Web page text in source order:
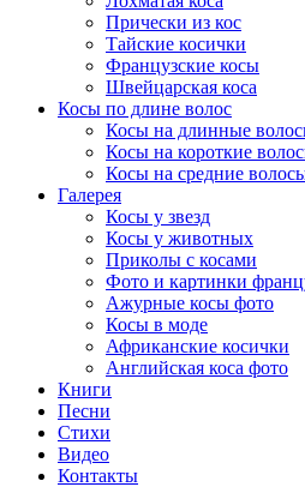
Прически из кос
Тайские косички
Французские косы
Швейцарская коса
Косы по длине волос
Косы на длинные
Косы на короткие
Косы на средние
Галерея
Косы у звезд
Косы у животных
Приколы с косами
Фото и картинки
Ажурные косы фото
Косы в моде
Африканские косички
Английская коса фото
Книги
Песни
Cтихи
Видео
Контакты